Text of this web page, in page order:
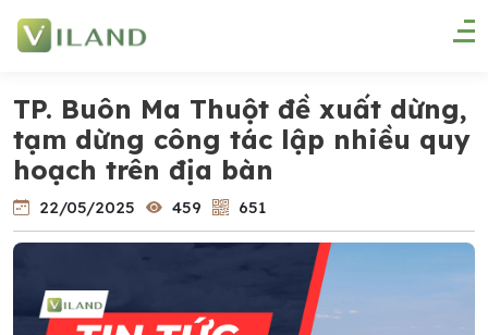
TP. Buôn Ma Thuột đề xuất dừng,
tạm dừng công tác lập nhiều quy
hoạch trên địa bàn
22/05/2025 459 651